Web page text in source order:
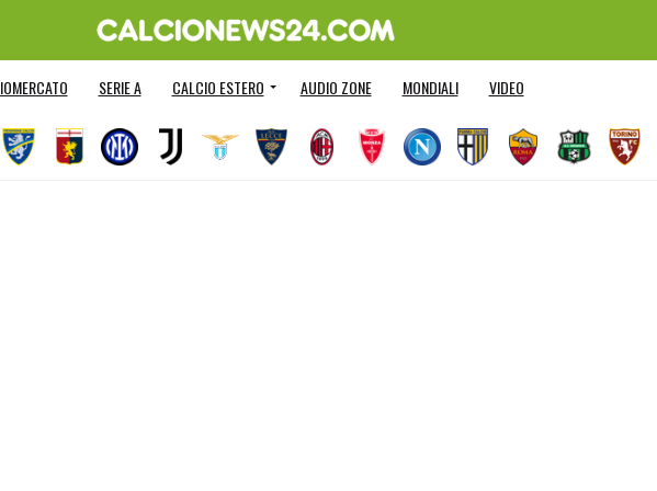
SERIE A CALCIO ESTERO AUDIO ZONE MONDIALI VIDEO